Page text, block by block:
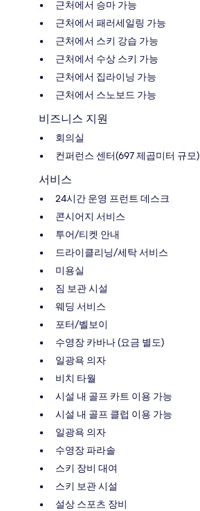
근처에서 승마 가능
근처에서 패러세일링 가능
근처에서 스키 강습 가능
근처에서 수상 스키 가능
근처에서 집라이닝 가능
근처에서 스노보드 가능
비즈니스 지원
회의실
컨퍼런스 센터(697 제곱미터 규모)
서비스
24시간 운영 프런트 데스크
콘시어지 서비스
투어/티켓 안내
드라이클리닝/세탁 서비스
미용실
짐 보관 시설
웨딩 서비스
포터/벨보이
수영장 카바나 (요금 별도)
일광욕 의자
비치 타월
시설 내 골프 카트 이용 가능
시설 내 골프 클럽 이용 가능
일광욕 의자
수영장 파라솔
스키 장비 대여
스키 보관 시설
설상 스포츠 장비